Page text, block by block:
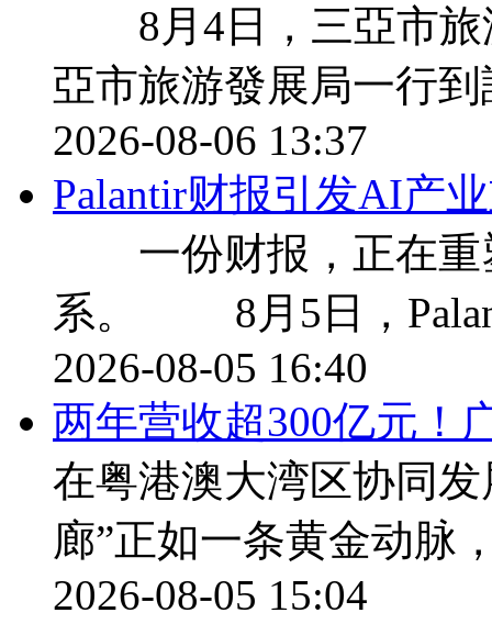
8月4日，三亞市旅
亞市旅游發展局一行
2026-08-06 13:37
Palantir财报引发AI产
一份财报，正在重
系。 8月5日，
2026-08-05 16:40
两年营收超300亿元！
在粤港澳大湾区协同
廊”正如一条黄金动脉
2026-08-05 15:04